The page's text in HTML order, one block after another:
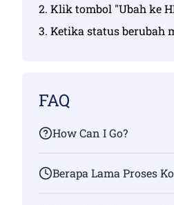
2. Klik tombol "Ubah ke
3. Ketika status berubah
FAQ
How Can I Go?
Berapa Lama Proses